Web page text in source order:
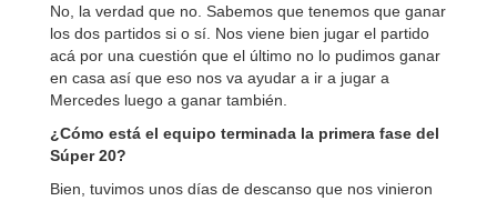
No, la verdad que no. Sabemos que tenemos que ganar
los dos partidos si o sí. Nos viene bien jugar el partido
acá por una cuestión que el último no lo pudimos ganar
en casa así que eso nos va ayudar a ir a jugar a
Mercedes luego a ganar también.
¿Cómo está el equipo terminada la primera fase del
Súper 20?
Bien, tuvimos unos días de descanso que nos vinieron